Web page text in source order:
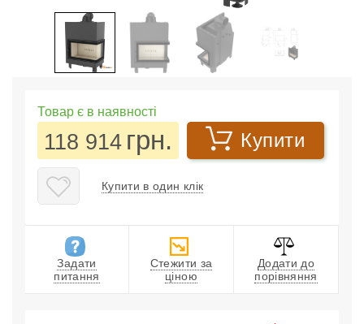
Товар є в наявності
118 914 грн. Купити
Купити в один клік
Задати
питання
Стежити за
ціною
Додати до
порівняння